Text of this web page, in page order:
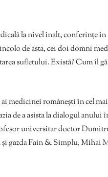
la nivel înalt, conferințe în
de asta, cei doi domni
sufletului. Există? Cum îl
medicinei românești în cel
de a asista la dialogul anului
universitar doctor
gazda Fain & Simplu, Mihai